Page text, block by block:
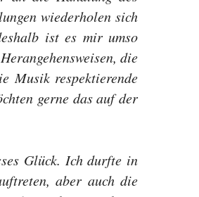
wiederholen sich
ist es mir umso
die
Musik respektierende
gerne das auf der
Glück. Ich durfte in
aber auch die